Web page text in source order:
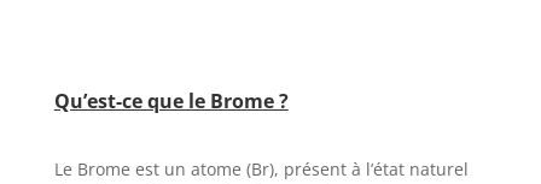
Qu’est-ce que le Brome ?
Le Brome est un atome (Br), présent à l’état naturel